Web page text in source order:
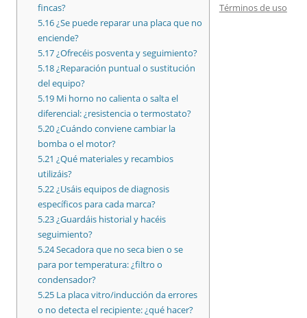
fincas?
5.16¿Se puede reparar una placa que no
enciende?
5.17¿Ofrecéis posventa y seguimiento?
5.18¿Reparación puntual o sustitución
del equipo?
5.19Mi horno no calienta o salta el
diferencial: ¿resistencia o termostato?
5.20¿Cuándo conviene cambiar la
bomba o el motor?
5.21 ¿Qué materiales y recambios
utilizáis?
5.22¿Usáis equipos de diagnosis
específicos para cada marca?
5.23¿Guardáis historial y hacéis
seguimiento?
5.24Secadora que no seca bien o se
para por temperatura: ¿filtro o
condensador?
5.25La placa vitro/inducción da errores
o no detecta el recipiente: ¿qué hacer?
Términos de uso